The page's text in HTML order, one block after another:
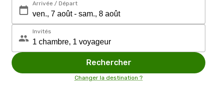
Arrivée / Départ
Invités
Rechercher
Changer la destination ?